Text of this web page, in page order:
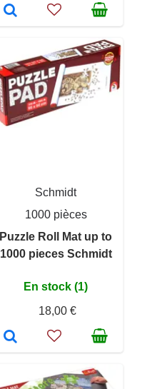
Schmidt
1000 pièces
Puzzle Roll Mat up to
1000 pieces Schmidt
En stock (1)
18,00 €